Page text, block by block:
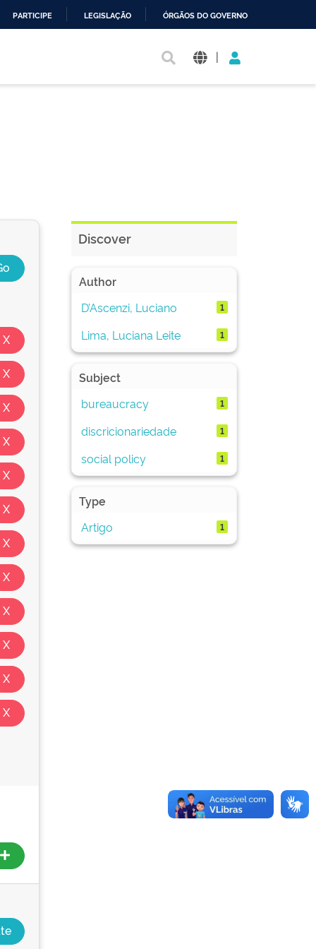
PARTICIPE LEGISLAÇÃO ÓRGÃOS DO GOVERNO
|
Discover
Author
D’Ascenzi, Luciano
1
Lima, Luciana Leite 1
Subject
bureaucracy
1
discricionariedade 1
social policy 1
Type
Artigo
1